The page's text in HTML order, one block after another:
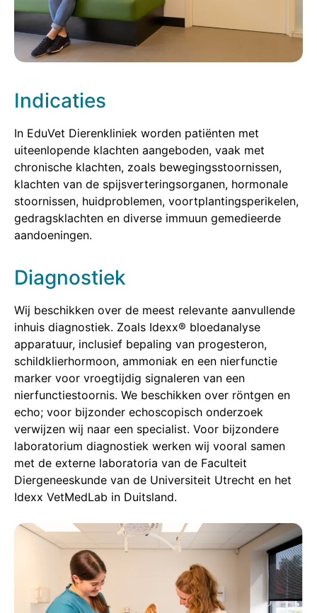
Indicaties
In EduVet Dierenkliniek worden patiënten met
uiteenlopende klachten aangeboden, vaak met
chronische klachten, zoals bewegingsstoornissen,
klachten van de spijsverteringsorganen, hormonale
stoornissen, huidproblemen, voortplantingsperikelen,
gedragsklachten en diverse immuun gemedieerde
aandoeningen.
Diagnostiek
Wij beschikken over de meest relevante aanvullende
inhuis diagnostiek. Zoals Idexx® bloedanalyse
apparatuur, inclusief bepaling van progesteron,
schildklierhormoon, ammoniak en een nierfunctie
marker voor vroegtijdig signaleren van een
nierfunctiestoornis. We beschikken over röntgen en
echo; voor bijzonder echoscopisch onderzoek
verwijzen wij naar een specialist. Voor bijzondere
laboratorium diagnostiek werken wij vooral samen
met de externe laboratoria van de Faculteit
Diergeneeskunde van de Universiteit Utrecht en het
Idexx VetMedLab in Duitsland.